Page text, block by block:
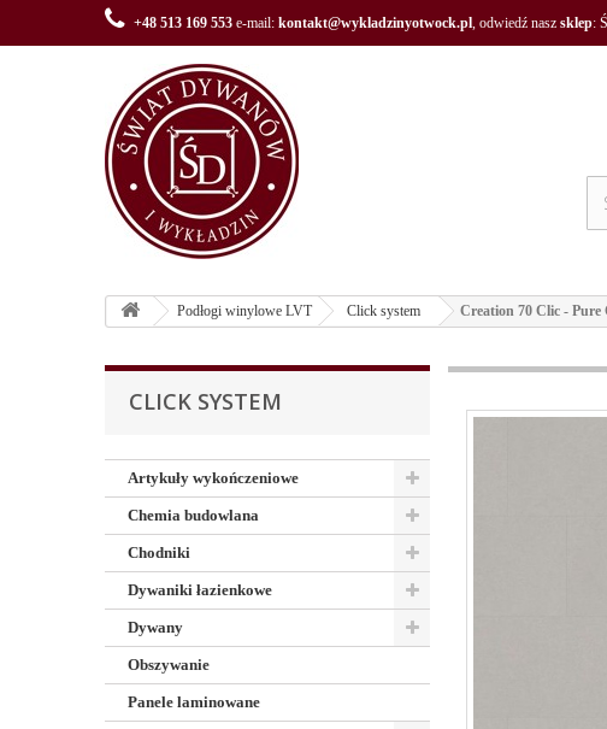
+48 513 169 553 e-mail: kontakt@wykladzinyotwock.pl, odwiedź nasz sklep:
Podłogi winylowe LVT Click system Creation 70 Clic - Pure
CLICK SYSTEM
Artykuły wykończeniowe
Chemia budowlana
Chodniki
Dywaniki łazienkowe
Dywany
Obszywanie
Panele laminowane